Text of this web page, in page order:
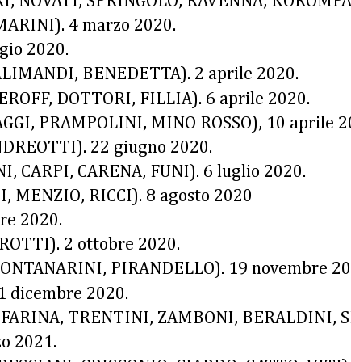
4 marzo 2020.
2020.
BENEDETTA). 2 aprile 2020.
DOTTORI, FILLIA). 6 aprile 2020.
PRAMPOLINI, MINO ROSSO), 10 aprile
22 giugno 2020.
CARPI, CARENA, FUNI). 6 luglio 2020.
MENZIO, RICCI). 8 agosto 2020
2020.
2 ottobre 2020.
PIRANDELLO). 19 novembre
dicembre 2020.
FARINA, TRENTINI, ZAMBONI, BERALDINI,
2021.